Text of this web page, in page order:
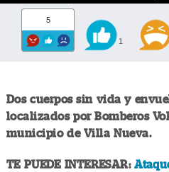
5
1
Dos cuerpos sin vida y
localizados por Bomberos
municipio de Villa Nueva.
TE PUEDE INTERESAR: